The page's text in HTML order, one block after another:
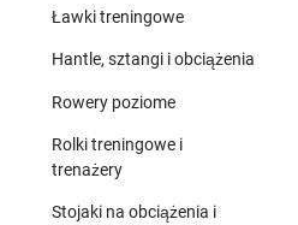
Ławki treningowe
Hantle, sztangi i obciążenia
Rowery poziome
Rolki treningowe i
trenażery
Stojaki na obciążenia i